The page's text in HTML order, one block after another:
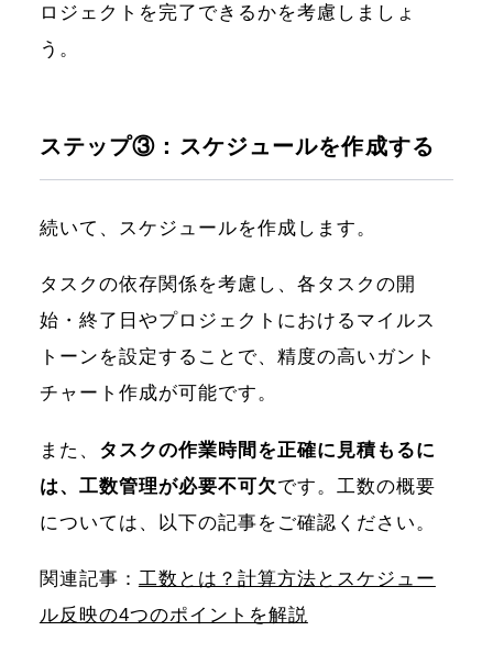
ロジェクトを完了できるかを考慮しましょ
う。
ステップ③：スケジュールを作成する
続いて、スケジュールを作成します。
タスクの依存関係を考慮し、各タスクの開
始・終了日やプロジェクトにおけるマイルス
トーンを設定することで、精度の高いガント
チャート作成が可能です。
また、 タスクの作業時間を正確に見積もるに
は、工数管理が必要不可欠です。工数の概要
については、以下の記事をご確認ください。
関連記事： 工数とは？計算方法とスケジュー
ル反映の4つのポイントを解説